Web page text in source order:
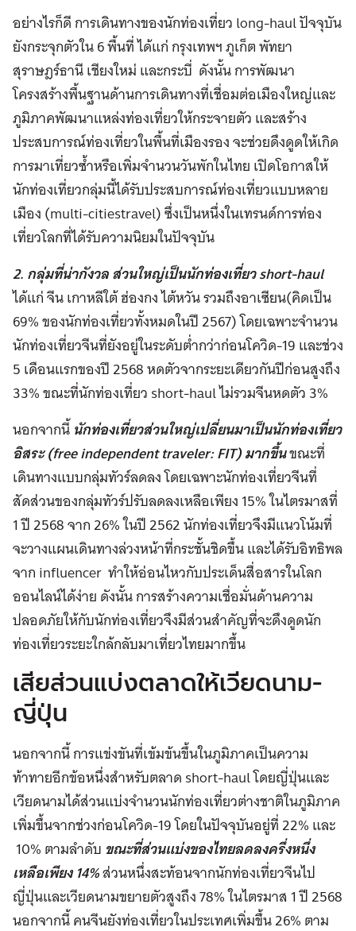
อย่างไรก็ดี การเดินทางของนักท่องเที่ยว long-haul ปัจจุบัน
ยังกระจุกตัวใน 6 พื้นที่ ได้แก่ กรุงเทพฯ ภูเก็ต พัทยา
สุราษฎร์ธานี เชียงใหม่ และกระบี่ ดังนั้น การพัฒนา
โครงสร้างพื้นฐานด้านการเดินทางที่เชื่อมต่อเมืองใหญ่และ
ภูมิภาคพัฒนาแหล่งท่องเที่ยวให้กระจายตัว และสร้าง
ประสบการณ์ท่องเที่ยวในพื้นที่เมืองรอง จะช่วยดึงดูดให้เกิด
การมาเที่ยวซ้ำหรือเพิ่มจำนวนวันพักในไทย เปิดโอกาสให้
นักท่องเที่ยวกลุ่มนี้ได้รับประสบการณ์ท่องเที่ยวแบบหลาย
เมือง (multi-citiestravel) ซึ่งเป็นหนึ่งในเทรนด์การท่อง
เที่ยวโลกที่ได้รับความนิยมในปัจจุบัน
2. กลุ่มที่น่ากังวล ส่วนใหญ่เป็นนักท่องเที่ยว short-haul
ได้แก่ จีน เกาหลีใต้ ฮ่องกง ไต้หวัน รวมถึงอาเซียน(คิดเป็น
69% ของนักท่องเที่ยวทั้งหมดในปี 2567) โดยเฉพาะจำนวน
นักท่องเที่ยวจีนที่ยังอยู่ในระดับต่ำกว่าก่อนโควิด-19 และช่วง
5 เดือนแรกของปี 2568 หดตัวจากระยะเดียวกันปีก่อนสูงถึง
33% ขณะที่นักท่องเที่ยว short-haulไม่รวมจีนหดตัว 3%
นอกจากนี้นักท่องเที่ยวส่วนใหญ่เปลี่ยนมาเป็นนักท่องเที่ยว
อิสระ (free independent traveler:FIT) มากขึ้นขณะที่
เดินทางแบบกลุ่มทัวร์ลดลง โดยเฉพาะนักท่องเที่ยวจีนที่
สัดส่วนของกลุ่มทัวร์ปรับลดลงเหลือเพียง15% ในไตรมาสที่
1 ปี 2568 จาก 26% ในปี 2562 นักท่องเที่ยวจึงมีแนวโน้มที่
จะวางแผนเดินทางล่วงหน้าที่กระชั้นชิดขึ้น และได้รับอิทธิพล
จาก influencer ทำให้อ่อนไหวกับประเด็นสื่อสารในโลก
ออนไลน์ได้ง่าย ดังนั้น การสร้างความเชื่อมั่นด้านความ
ปลอดภัยให้กับนักท่องเที่ยวจึงมีส่วนสำคัญที่จะดึงดูดนัก
ท่องเที่ยวระยะใกล้กลับมาเที่ยวไทยมากขึ้น
เสียส่วนแบ่งตลาดให้เวียดนาม-
ญี่ปุ่น
นอกจากนี้ การแข่งขันที่เข้มข้นขึ้นในภูมิภาคเป็นความ
ท้าทายอีกข้อหนึ่งสำหรับตลาด short-haul โดยญี่ปุ่นและ
เวียดนามได้ส่วนแบ่งจำนวนนักท่องเที่ยวต่างชาติในภูมิภาค
เพิ่มขึ้นจากช่วงก่อนโควิด-19 โดยในปัจจุบันอยู่ที่ 22% และ
10% ตามลำดับ ขณะที่ส่วนแบ่งของไทยลดลงครึ่งหนึ่ง
เหลือเพียง 14%ส่วนหนึ่งสะท้อนจากนักท่องเที่ยวจีนไป
ญี่ปุ่นและเวียดนามขยายตัวสูงถึง 78% ในไตรมาส 1 ปี 2568
นอกจากนี้ คนจีนยังท่องเที่ยวในประเทศเพิ่มขึ้น26% ตาม